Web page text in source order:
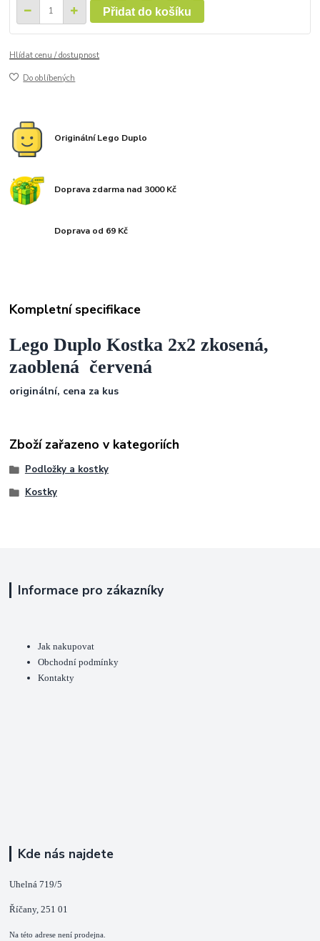
Přidat do košíku
Hlídat cenu / dostupnost
Do oblíbených
Originální Lego Duplo
Doprava zdarma nad 3000 Kč
Doprava od 69 Kč
Kompletní specifikace
Lego Duplo Kostka 2x2 zkosená,
zaoblená červená
originální, cena za kus
Zboží zařazeno v kategoriích
Podložky a kostky
Kostky
Informace pro zákazníky
Jak nakupovat
Obchodní podmínky
Kontakty
Kde nás najdete
Uhelná 719/5
Říčany, 251 01
Na této adrese není prodejna.